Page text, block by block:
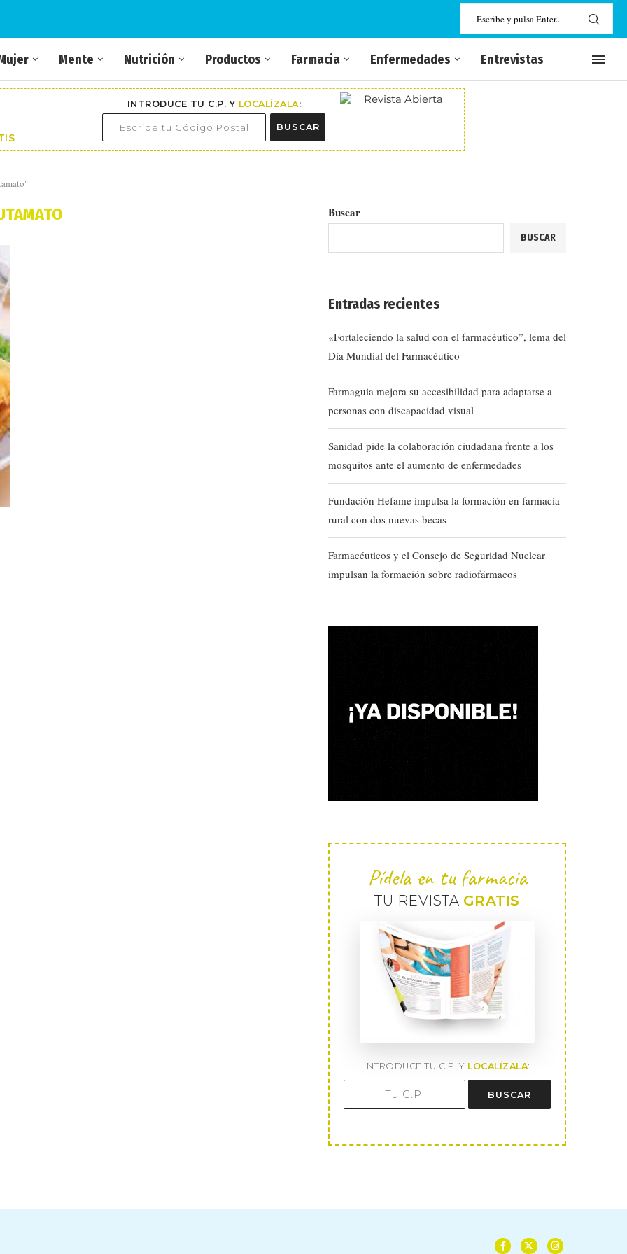
Mente Nutrición Productos Farmacia Enfermedades Entrevistas
INTRODUCE TU C.P. Y LOCALÍZALA:
BUSCAR
Buscar
BUSCAR
Entradas recientes
«Fortaleciendo la salud con el farmacéutico”, lema del
Día Mundial del Farmacéutico
Farmaguia mejora su accesibilidad para adaptarse a
personas con discapacidad visual
Sanidad pide la colaboración ciudadana frente a los
mosquitos ante el aumento de enfermedades
Fundación Hefame impulsa la formación en farmacia
rural con dos nuevas becas
Farmacéuticos y el Consejo de Seguridad Nuclear
impulsan la formación sobre radiofármacos
Pídela en tu farmacia
TU REVISTA GRATIS
INTRODUCE TU C.P. Y LOCALÍZALA:
BUSCAR